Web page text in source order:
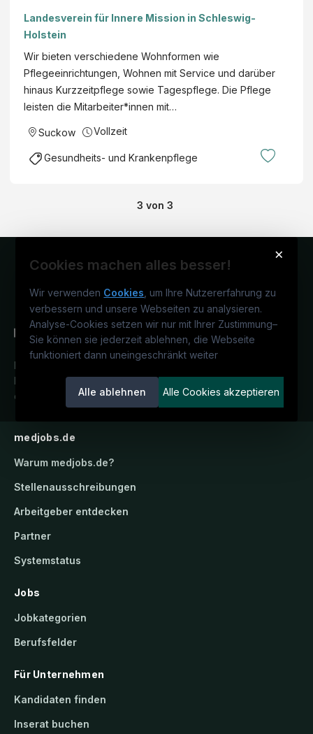
Landesverein für Innere Mission in Schleswig-
Holstein
Wir bieten verschiedene Wohnformen wie
Pflegeeinrichtungen, Wohnen mit Service und darüber
hinaus Kurzzeitpflege sowie Tagespflege. Die Pflege
leisten die Mitarbeiter*innen mit…
Suckow Vollzeit
Gesundheits- und Krankenpflege
3 von 3
×
Cookies machen alles besser!
Wir verwenden Cookies , um Ihre Nutzererfahrung zu
verbessern und unsere Webseiten zu analysieren.
Analyse-Cookies setzen wir nur mit Ihrer Zustimmung–
Sie können sie jederzeit ablehnen, die Webseite
funktioniert dann uneingeschränkt weiter
Alle ablehnen Alle Cookies akzeptieren
Deutschlands medizinisches
Karriereportal.Ein Service der
candidatis GmbH.
medjobs.de
Warum medjobs.de?
Stellenausschreibungen
Arbeitgeber entdecken
Partner
Systemstatus
Jobs
Jobkategorien
Berufsfelder
Für Unternehmen
Kandidaten finden
Inserat buchen